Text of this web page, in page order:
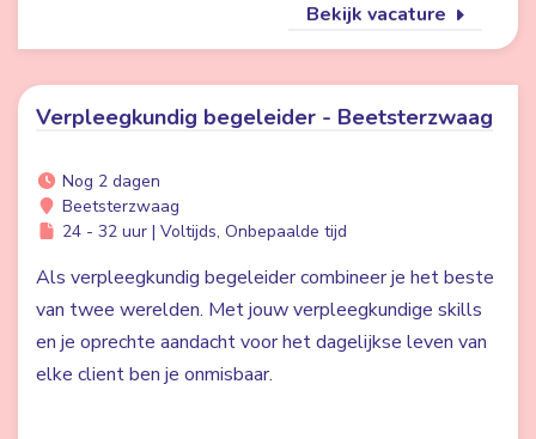
Bekijk vacature
Verpleegkundig begeleider - Beetsterzwaag
Nog 2 dagen
Beetsterzwaag
24 - 32 uur | Voltijds, Onbepaalde tijd
Als verpleegkundig begeleider combineer je het beste
van twee werelden. Met jouw verpleegkundige skills
en je oprechte aandacht voor het dagelijkse leven van
elke client ben je onmisbaar.